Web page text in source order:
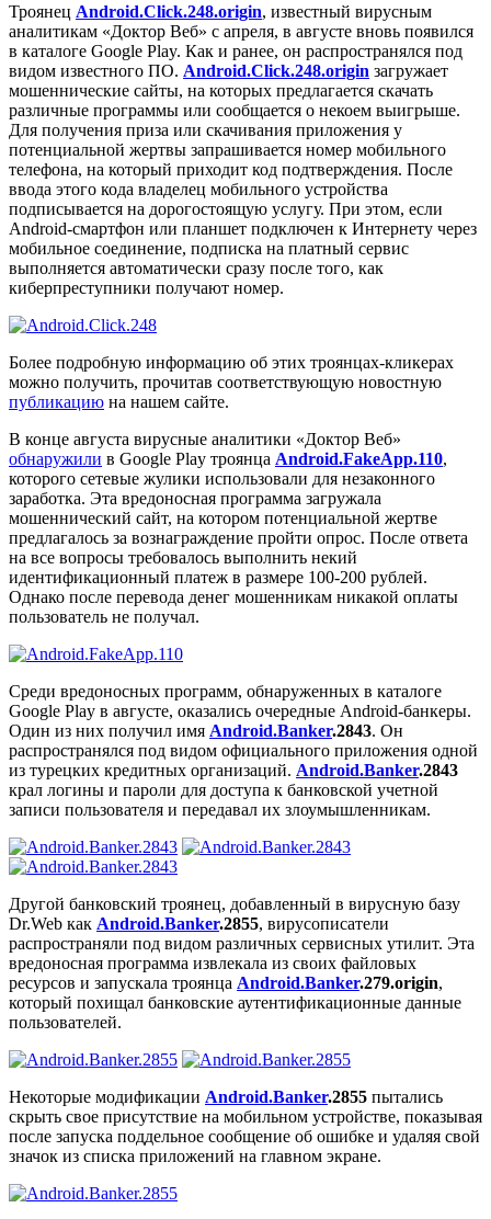
Троянец Android.Click.248.origin, известный вирусным
аналитикам «Доктор Веб» с апреля, в августе вновь появился
в каталоге Google Play. Как и ранее, он распространялся под
видом известного ПО. Android.Click.248.origin загружает
мошеннические сайты, на которых предлагается скачать
различные программы или сообщается о некоем выигрыше.
Для получения приза или скачивания приложения у
потенциальной жертвы запрашивается номер мобильного
телефона, на который приходит код подтверждения. После
ввода этого кода владелец мобильного устройства
подписывается на дорогостоящую услугу. При этом, если
Android-смартфон или планшет подключен к Интернету через
мобильное соединение, подписка на платный сервис
выполняется автоматически сразу после того, как
киберпреступники получают номер.
Более подробную информацию об этих троянцах-кликерах
можно получить, прочитав соответствующую новостную
публикацию на нашем сайте.
В конце августа вирусные аналитики «Доктор Веб»
обнаружили в Google Play троянца Android.FakeApp.110,
которого сетевые жулики использовали для незаконного
заработка. Эта вредоносная программа загружала
мошеннический сайт, на котором потенциальной жертве
предлагалось за вознаграждение пройти опрос. После ответа
на все вопросы требовалось выполнить некий
идентификационный платеж в размере 100-200 рублей.
Однако после перевода денег мошенникам никакой оплаты
пользователь не получал.
Среди вредоносных программ, обнаруженных в каталоге
Google Play в августе, оказались очередные Android-банкеры.
Один из них получил имя Android.Banker.2843. Он
распространялся под видом официального приложения одной
из турецких кредитных организаций. Android.Banker.2843
крал логины и пароли для доступа к банковской учетной
записи пользователя и передавал их злоумышленникам.
Другой банковский троянец, добавленный в вирусную базу
Dr.Web как Android.Banker.2855, вирусописатели
распространяли под видом различных сервисных утилит. Эта
вредоносная программа извлекала из своих файловых
ресурсов и запускала троянца Android.Banker.279.origin,
который похищал банковские аутентификационные данные
пользователей.
Некоторые модификации Android.Banker.2855 пытались
скрыть свое присутствие на мобильном устройстве, показывая
после запуска поддельное сообщение об ошибке и удаляя свой
значок из списка приложений на главном экране.